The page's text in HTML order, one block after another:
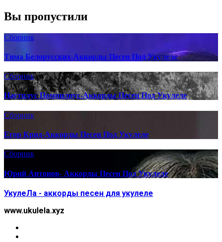
Вы пропустили
Сборник
Тима Белорусских-Аккорды Песен Под Укулеле
Сборник
Наутилус Помпилиус-Аккорды Песен Под Укулеле
Сборник
Егор Крид-Аккорды Песен Под Укулеле
Сборник
Юрий Антонов- Аккорды Песен Под Укулеле
УкулеЛа - аккорды песен для укулеле
www.ukulela.xyz